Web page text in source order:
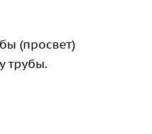
(просвет)
трубы.